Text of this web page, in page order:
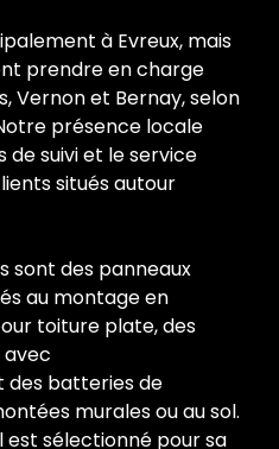
à Evreux, mais
prendre en charge
Vernon et Bernay, selon
présence locale
suivi et le service
situés autour
sont des panneaux
au montage en
toiture plate, des
des batteries de
murales ou au sol.
est sélectionné pour sa